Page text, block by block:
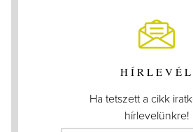
HÍRLEVÉL
Ha tetszett a cikk
hírlevelünkre!